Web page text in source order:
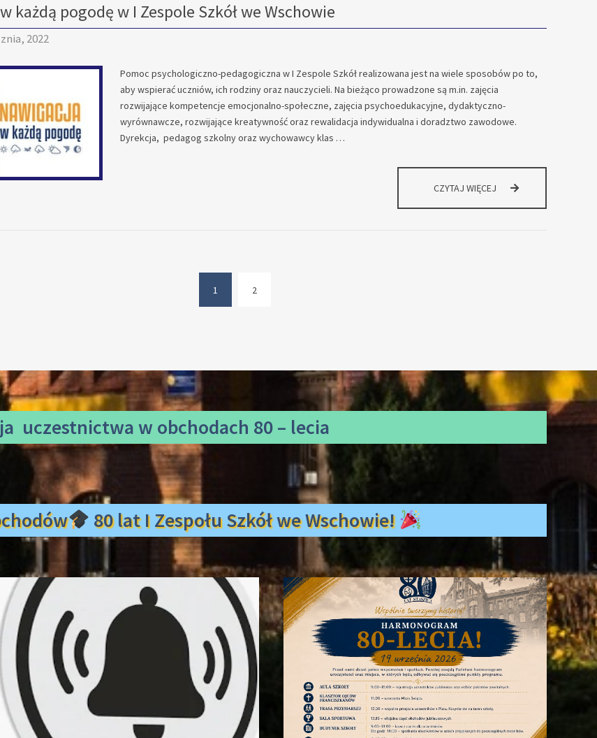
każdą pogodę w I Zespole Szkół we Wschowie
2022
Pomoc psychologiczno-pedagogiczna w I Zespole Szkół realizowana jest na wiele sposobów po to,
aby wspierać uczniów, ich rodziny oraz nauczycieli. Na bieżąco prowadzone są m.in. zajęcia
rozwijające kompetencje emocjonalno-społeczne, zajęcia psychoedukacyjne, dydaktyczno-
wyrównawcze, rozwijające kreatywność oraz rewalidacja indywidualna i doradztwo zawodowe.
Dyrekcja, pedagog szkolny oraz wychowawcy klas …
CZYTAJ WIĘCEJ NAWIGACJA
1
2
uczestnictwaw obchodach 80 – lecia
80 lat I Zespołu Szkół we Wschowie!